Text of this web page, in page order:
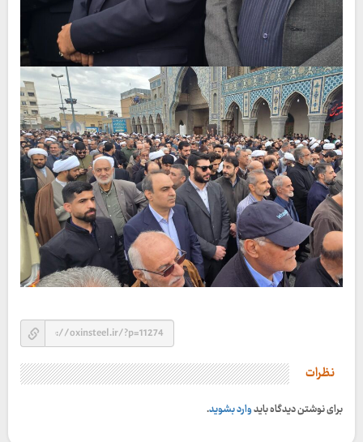
نظرات
برای نوشتن دیدگاه بایدوارد بشوید.